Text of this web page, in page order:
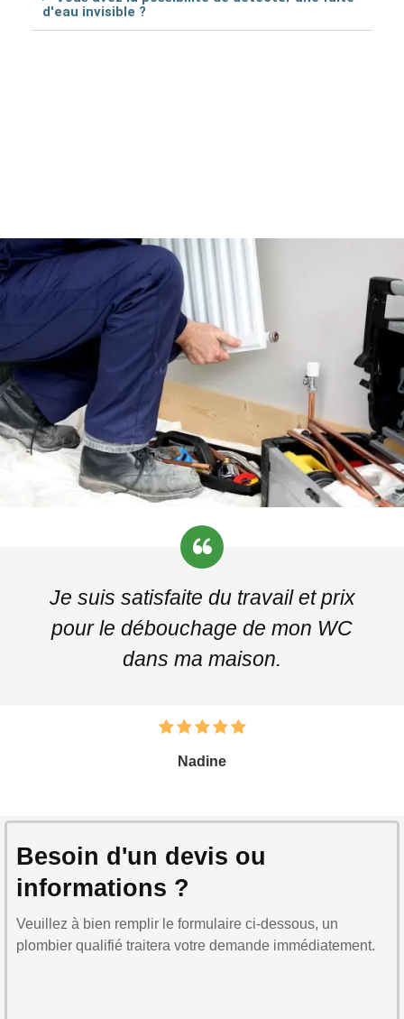
d'eau invisible ?
Je suis satisfaite du travail et prix
pour le débouchage de mon WC
dans ma maison.
Nadine
Besoin d'un devis ou
informations ?
Veuillez à bien remplir le formulaire ci-dessous, un
plombier qualifié traitera votre demande immédiatement.